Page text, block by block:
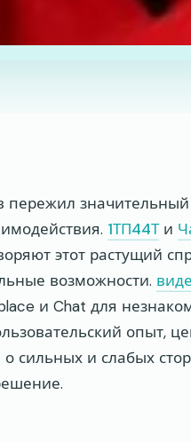
1ТП44Ти
этот растущий
возможности.
и Chat для
опыт,
сильных и слабых